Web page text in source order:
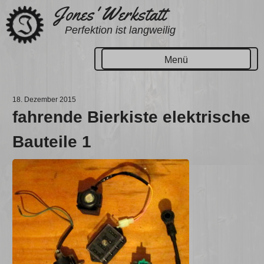
Zum
Inhalt
springen
Jones' Werkstatt
Perfektion ist langweilig
Menü
18. Dezember 2015
fahrende Bierkiste elektrische
Bauteile 1